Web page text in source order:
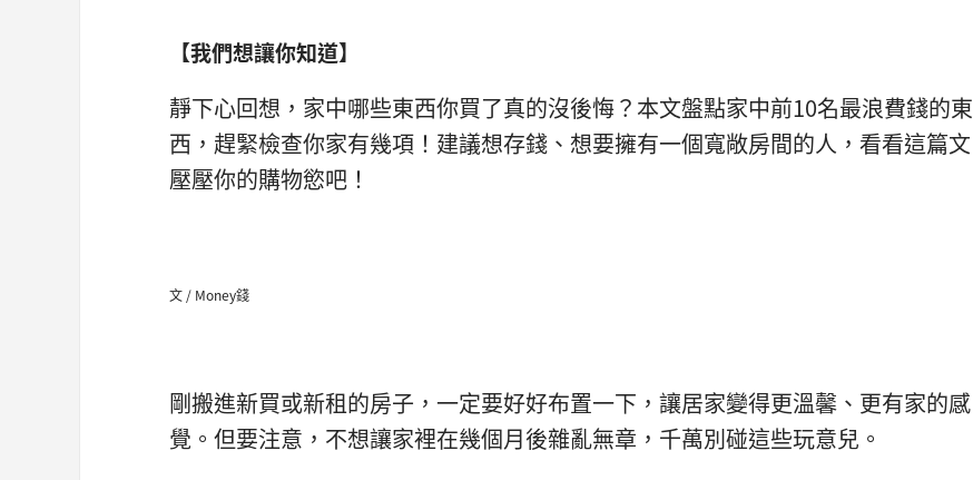
【我們想讓你知道】
靜下心回想，家中哪些東西你買了真的沒後悔？本文盤點家中前10名最浪費錢的東
西，趕緊檢查你家有幾項！建議想存錢、想要擁有一個寬敞房間的人，看看這篇文
壓壓你的購物慾吧！
文 / Money錢
剛搬進新買或新租的房子，一定要好好布置一下，讓居家變得更溫馨、更有家的感
覺。但要注意，不想讓家裡在幾個月後雜亂無章，千萬別碰這些玩意兒。